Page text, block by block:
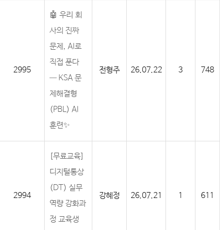
2995
🤖 우리 회
사의 진짜
문제, AI로
직접 푼다
— KSA 문
제해결형
(PBL) AI
훈련✨
전형주 26.07.22 3 748
2994
[무료교육]
디지털통상
(DT) 실무
역량 강화과
정 교육생
강혜정 26.07.21 1 611